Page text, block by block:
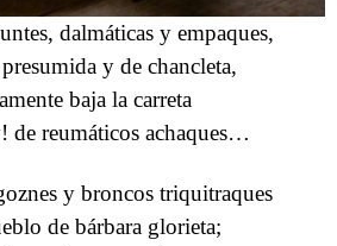
dalmáticas y empaques,
y de chancleta,
baja la carreta
de reumáticos achaques…
y broncos triquitraques
de bárbara glorieta;